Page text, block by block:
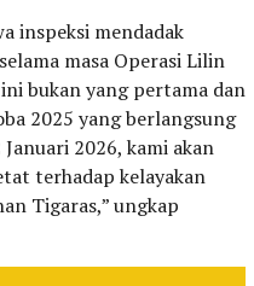
inspeksi mendadak
masa Operasi Lilin
bukan yang pertama dan
2025 yang berlangsung
2026, kami akan
terhadap kelayakan
Tigaras,” ungkap